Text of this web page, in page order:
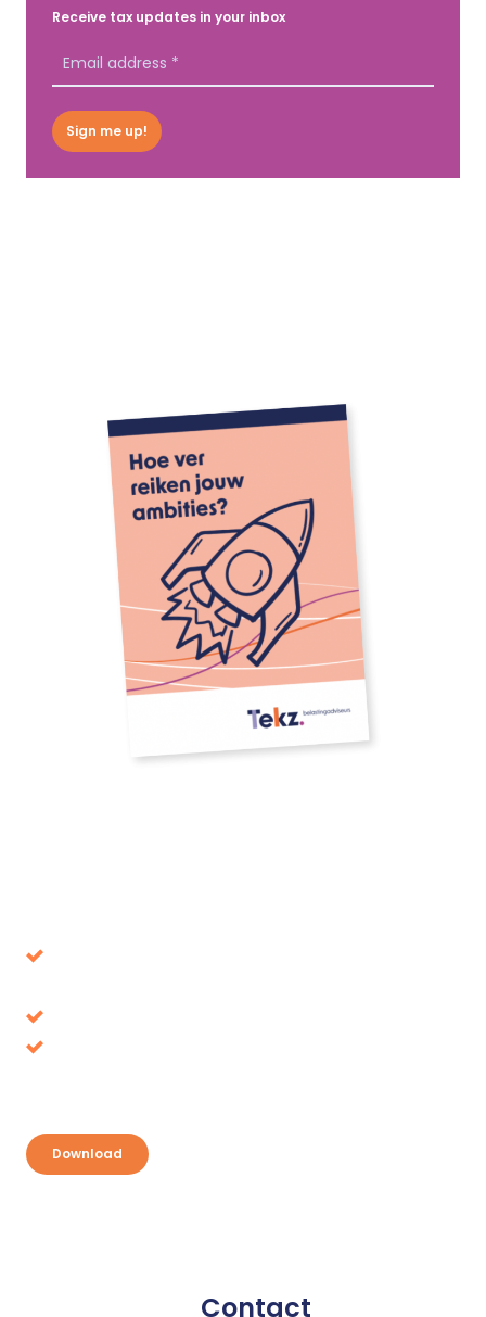
Receive tax updates in your inbox
Sign me up!
Download
Contact